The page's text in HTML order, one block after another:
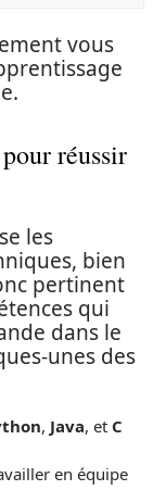
vous
réussir
les
bien
pertinent
qui
dans le
unes des
, Java, et C
en équipe